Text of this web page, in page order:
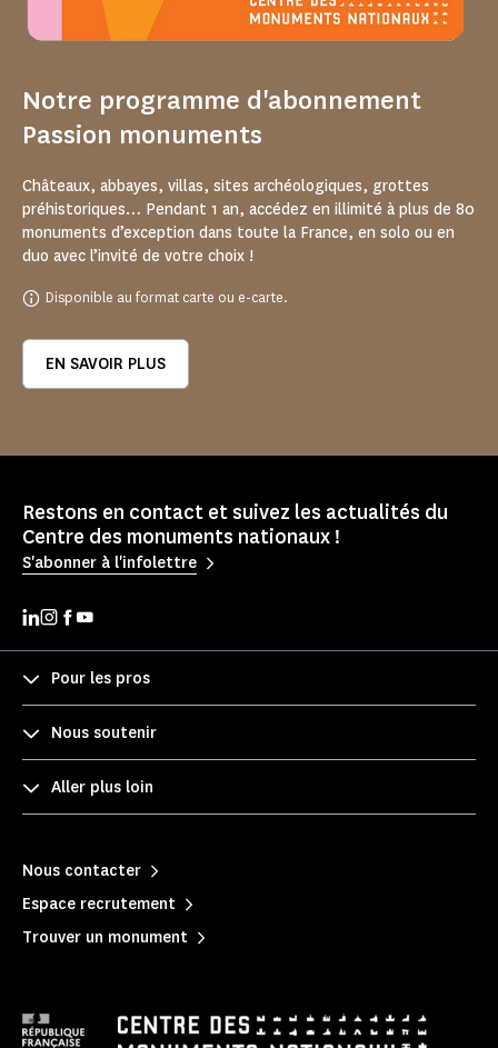
Notre programme d'abonnement
Passion monuments
Châteaux, abbayes, villas, sites archéologiques, grottes
préhistoriques… Pendant 1 an, accédez en illimité à plus de 80
monuments d’exception dans toute la France, en solo ou en
duo avec l’invité de votre choix !
Disponible au format carte ou e-carte.
EN SAVOIR PLUS
Restons en contact et suivez les actualités du
Centre des monuments nationaux !
S'abonner à l'infolettre
Pour les pros
Nous soutenir
Aller plus loin
Nous contacter
Espace recrutement
Trouver un monument